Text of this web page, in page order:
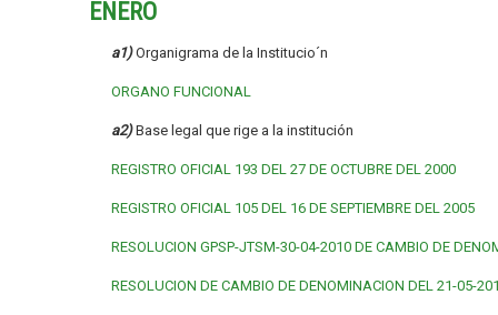
ENERO
a1)Organigrama de la Institucio´n
ORGANO FUNCIONAL
a2) Base legal que rige a la institución
REGISTRO OFICIAL 193 DEL 27 DE OCTUBRE DEL 2000
REGISTRO OFICIAL 105 DEL 16 DE SEPTIEMBRE DEL 2005
RESOLUCION GPSP-JTSM-30-04-2010 DE CAMBIO DE
RESOLUCION DE CAMBIO DE DENOMINACION DEL 21-05-